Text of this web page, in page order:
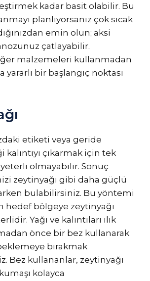
kadar basit olabilir. Bu
planlıyorsanız çok sıcak
emin olun; aksi
çatlayabilir.
malzemeleri kullanmadan
yararlı bir başlangıç ​​noktası
etiketi veya geride
kalıntıyı çıkarmak için tek
yeterli olmayabilir. Sonuç
zeytinyağı gibi daha güçlü
bulabilirsiniz. Bu yöntemi
hedef bölgeye zeytinyağı
Yağı ve kalıntıları ılık
önce bir bez kullanarak
bırakmak
Bez kullananlar, zeytinyağı
kolayca